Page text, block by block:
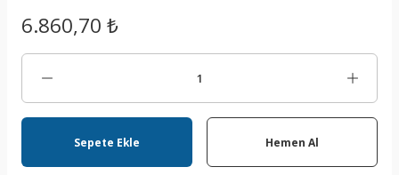
6.860,70 ₺
Sepete Ekle Hemen Al